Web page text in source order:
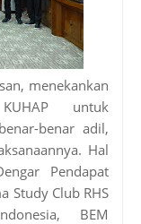
menekankan
untuk
benar adil,
Hal
Pendapat
Study Club RHS
BEM